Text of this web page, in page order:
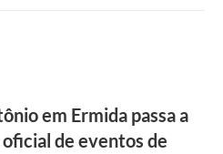
em Ermida passa a
de eventos de